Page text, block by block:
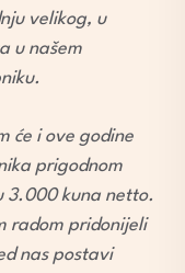
velikog, u
u našem
će i ove godine
prigodnom
3.000 kuna netto.
radom pridonijeli
nas postavi